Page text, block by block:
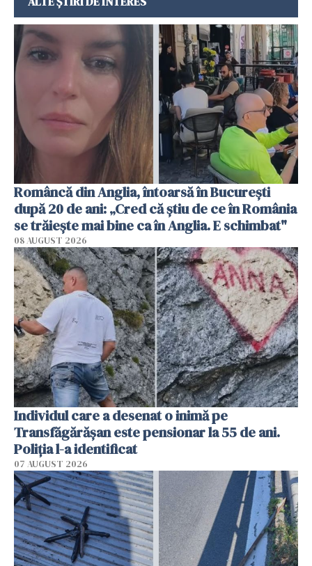
Româncă din Anglia, întoarsă în București
după 20 de ani: „Cred că știu de ce în România
se trăiește mai bine ca în Anglia. E schimbat"
08 AUGUST 2026
Individul care a desenat o inimă pe
Transfăgărășan este pensionar la 55 de ani.
Poliția l-a identificat
07 AUGUST 2026